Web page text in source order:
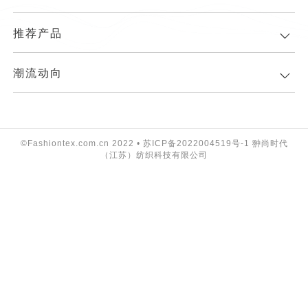
推荐产品
潮流动向
©Fashiontex.com.cn 2022 • 苏ICP备2022004519号-1 翀尚时代
（江苏）纺织科技有限公司